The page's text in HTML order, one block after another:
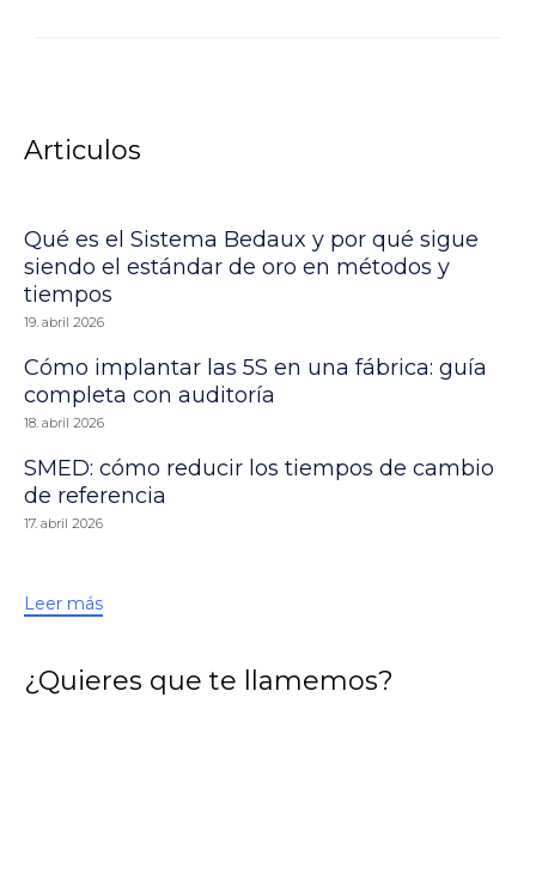
Articulos
Qué es el Sistema Bedaux y por qué sigue
siendo el estándar de oro en métodos y
tiempos
19. abril 2026
Cómo implantar las 5S en una fábrica: guía
completa con auditoría
18. abril 2026
SMED: cómo reducir los tiempos de cambio
de referencia
17. abril 2026
Leer más
¿Quieres que te llamemos?